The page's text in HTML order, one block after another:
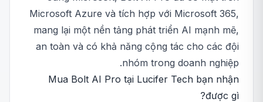
Microsoft Azure và tích hợp với Microsoft 365,
mang lại một nền tảng phát triển AI mạnh mẽ,
an toàn và có khả năng cộng tác cho các đội
nhóm trong doanh nghiệp.
Mua Bolt AI Pro tại Lucifer Tech bạn nhận
được gì?